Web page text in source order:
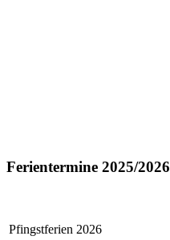
Ferientermine 2025/2026
Pfingstferien 2026